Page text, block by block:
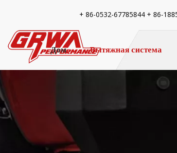
+ 86-0532-67785844 + 86-
Дом Вытяжная система